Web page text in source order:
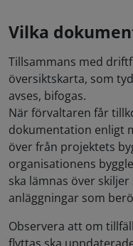
Vilka
Tillsammans med
översiktskarta, som
avses, bifogas.
När förvaltaren får
dokumentation enligt
över från projektets
organisationens
ska lämnas över
anläggningar som
Observera att om